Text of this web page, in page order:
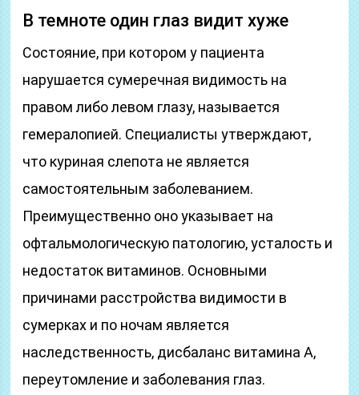
В темноте один глаз видит хуже
Состояние, при котором у пациента
нарушается сумеречная видимость на
правом либо левом глазу, называется
гемералопией. Специалисты утверждают,
что куриная слепота не является
самостоятельным заболеванием.
Преимущественно оно указывает на
офтальмологическую патологию, усталость и
недостаток витаминов. Основными
причинами расстройства видимости в
сумерках и по ночам является
наследственность, дисбаланс витамина А,
переутомление и заболевания глаз.